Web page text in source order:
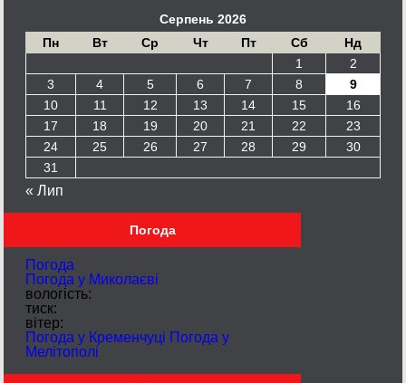
Серпень 2026
Пн
Вт Ср Чт Пт Сб
Нд
1
2
3
4 5 6 7 8
9
10
11 12 13 14 15
16
17
18 19 20 21 22
23
24
25 26 27 28 29
30
31
« Лип
Погода
Погода
Погода у Миколаєві
вологість:
тиск:
вітер:
Погода у Кременчуці Погода у
Мелітополі